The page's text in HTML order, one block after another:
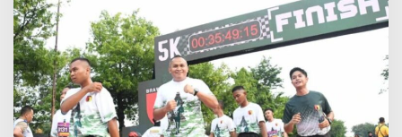
n
2
0
2
5
,
L